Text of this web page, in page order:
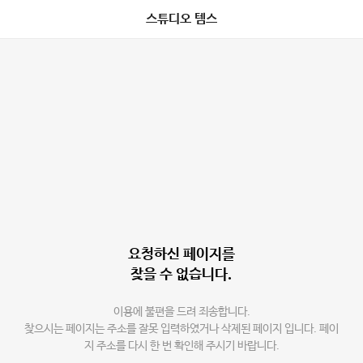
스튜디오 템스
요청하신 페이지를
찾을 수 없습니다.
이용에 불편을 드려 죄송합니다.
찾으시는 페이지는 주소를 잘못 입력하였거나 삭제된 페이지 입니다. 페이
지 주소를 다시 한 번 확인해 주시기 바랍니다.